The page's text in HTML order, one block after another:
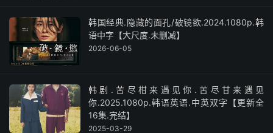
韩国经典.隐藏的面孔/破镜欲.2024.1080p.韩
语中字【大尺度.未删减】
2026-06-05
韩剧.苦尽柑来遇见你.苦尽甘来遇见
你.2025.1080p.韩语英语.中英双字【更新全
16集.完结】
2025-03-29